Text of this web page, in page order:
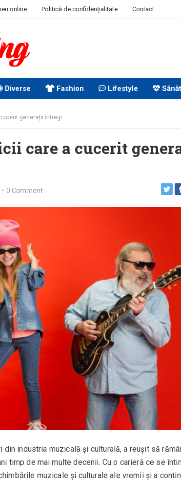
online Politică de confidențialitate Contact
Diverse Fashion Lifestyle
generații întregi
care a cucerit
• 0 Comment
din industria muzicală și culturală, a reușit să
timp de mai multe decenii. Cu o carieră ce se
muzicale și culturale ale vremii și a